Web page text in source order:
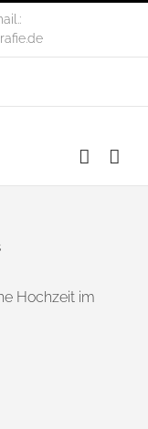
Hochzeit im